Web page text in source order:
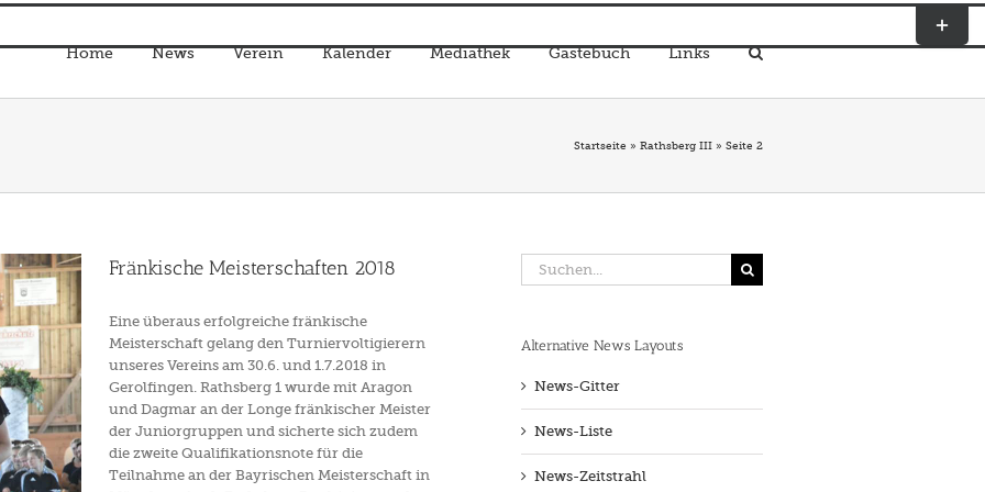
Home News Verein Kalender Mediathek Gästebuch Links
Startseite » Rathsberg III » Seite 2
Fränkische Meisterschaften 2018
Eine überaus erfolgreiche fränkische
Meisterschaft gelang den Turniervoltigierern
unseres Vereins am 30.6. und 1.7.2018 in
Gerolfingen. Rathsberg 1 wurde mit Aragon
und Dagmar an der Longe fränkischer Meister
der Juniorgruppen und sicherte sich zudem
die zweite Qualifikationsnote für die
Teilnahme an der Bayrischen Meisterschaft in
Suche
nach:
Alternative News Layouts
News-Gitter
News-Liste
News-Zeitstrahl
Toggle
Sliding